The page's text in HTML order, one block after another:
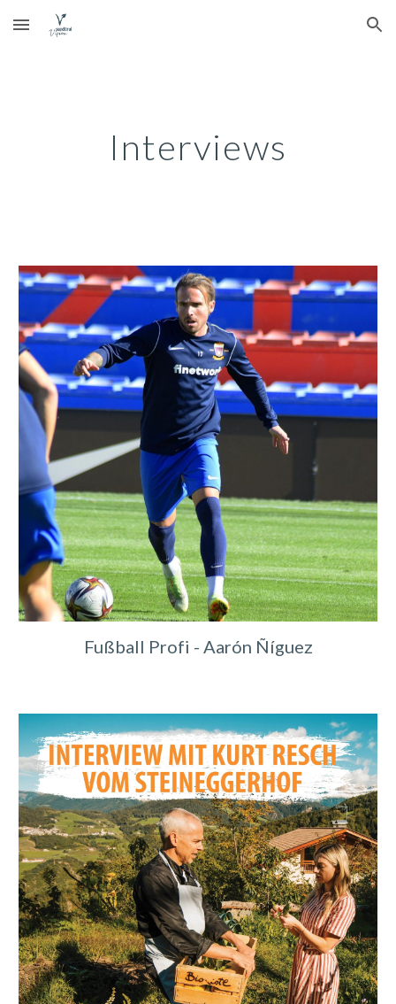
Skip to main content Skip to navigation
Interviews
Fußball Profi - Aarón Ñíguez